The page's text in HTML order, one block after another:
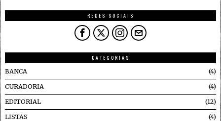
REDES SOCIAIS
CATEGORIAS
BANCA
4
CURADORIA 4
EDITORIAL 12
LISTAS 4